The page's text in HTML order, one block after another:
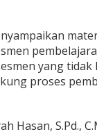
yang tidak
proses
Hasan, S.Pd.,